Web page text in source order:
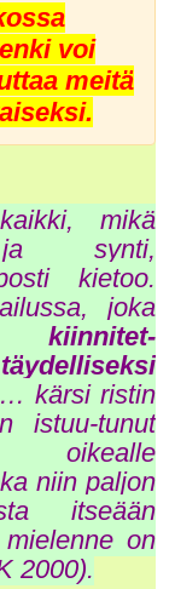
voi
meitä
mikä
ja synti,
kietoo.
joka
kiinnitet-
kärsi ristin
istuu-tunut
oikealle
niin paljon
itseään
on
2000).